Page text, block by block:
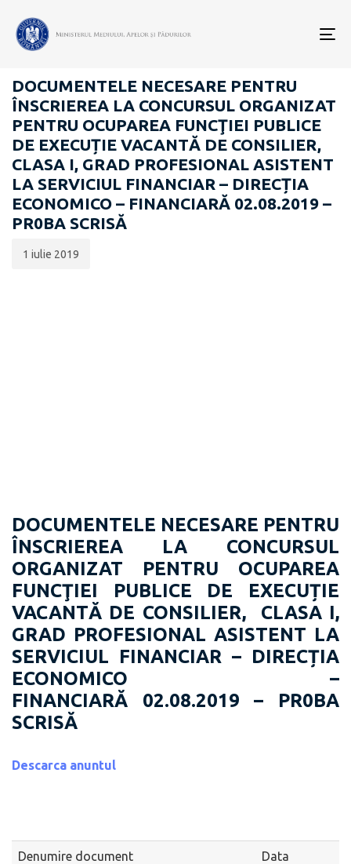
CARIERĂ
DOCUMENTELE NECESARE PENTRU
ÎNSCRIEREA LA CONCURSUL ORGANIZAT
PENTRU OCUPAREA FUNCŢIEI PUBLICE
DE EXECUȚIE VACANTĂ DE CONSILIER,
CLASA I, GRAD PROFESIONAL ASISTENT
LA SERVICIUL FINANCIAR – DIRECȚIA
ECONOMICO – FINANCIARĂ 02.08.2019 –
PR0BA SCRISĂ
publicării:
1 iulie 2019
DOCUMENTELE NECESARE PENTRU
ÎNSCRIEREA LA CONCURSUL
ORGANIZAT PENTRU OCUPAREA
FUNCŢIEI PUBLICE DE EXECUȚIE
VACANTĂ DE CONSILIER, CLASA I,
GRAD PROFESIONAL ASISTENT LA
SERVICIUL FINANCIAR – DIRECȚIA
ECONOMICO –
FINANCIARĂ 02.08.2019 – PR0BA
SCRISĂ
Descarca anuntul
Denumire document Data